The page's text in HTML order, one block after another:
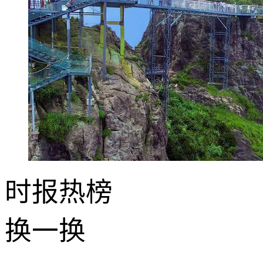
时报热榜
换一换